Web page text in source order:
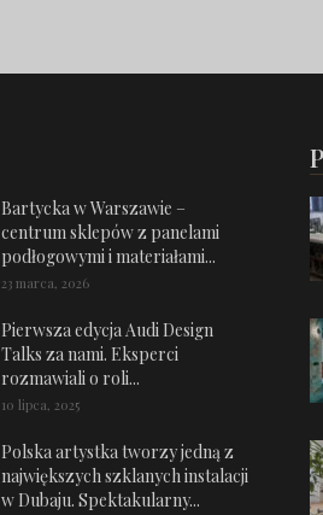
Bartycka w Warszawie –
centrum sklepów z panelami
podłogowymi i materiałami...
23 marca, 2026
Pierwsza edycja Audi Design
Talks za nami. Eksperci
rozmawiali o roli...
10 lipca, 2025
Polska artystka tworzy jedną z
największych szklanych instalacji
w Dubaju. Spektakularny...